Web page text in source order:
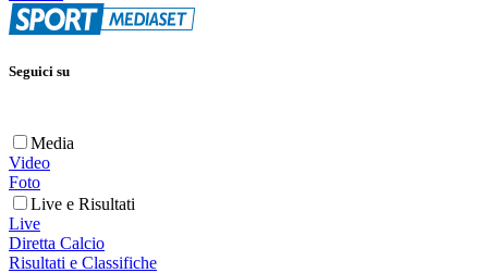
Seguici su
Media
Video
Foto
Live e Risultati
Live
Diretta Calcio
Risultati e Classifiche